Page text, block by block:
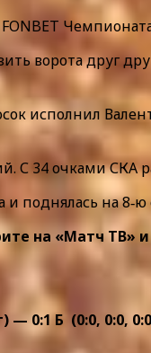
ворота друг
исполнил
34 очками СКА
поднялась на 8‑ю
на «Матч ТВ»
0:1 Б (0:0, 0:0,